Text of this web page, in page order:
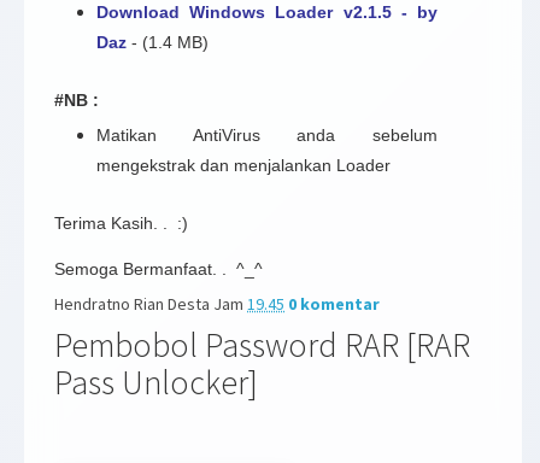
Download Windows Loader v2.1.5 - by
Daz - (1.4 MB)
#NB :
Matikan AntiVirus anda sebelum
mengekstrak dan menjalankan Loader
Terima Kasih. . :)
Semoga Bermanfaat. . ^_^
Hendratno Rian Desta Jam 19.45 0 komentar
Pembobol Password RAR [RAR
Pass Unlocker]